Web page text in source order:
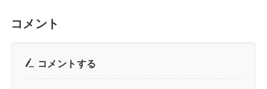
コメント
コメントする